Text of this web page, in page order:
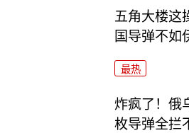
五角大楼这
国导弹不如
最热
炸疯了！俄
枚导弹全拦